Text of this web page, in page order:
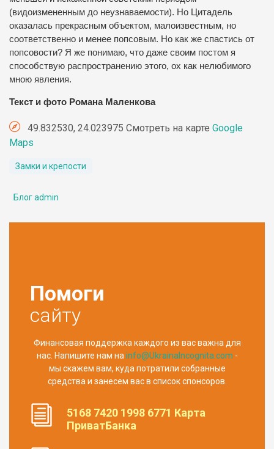
(видоизмененным до неузнаваемости). Но Цитадель
оказалась прекрасным объектом, малоизвестным, но
соответственно и менее попсовым. Но как же спастись от
попсовости? Я же понимаю, что даже своим постом я
способствую распространению этого, ох как нелюбимого
мною явления.
Текст и фото Романа Маленкова
49.832530, 24.023975 Смотреть на карте Google
Maps
Замки и крепости
Блог admin
Помоги
сайту
Финансовая поддержка каждого из вас важна для
нас. Напишите нам на info@UkrainaIncognita.com -
мы скажем вам, куда потратили собранные
средства и занесем вас в список спонсоров.
5168 7420 1998 6771 Карта
ПриватБанка